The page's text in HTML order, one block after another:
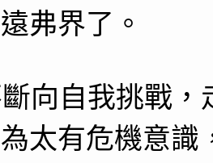
弗界了。
自我挑戰，
太有危機意